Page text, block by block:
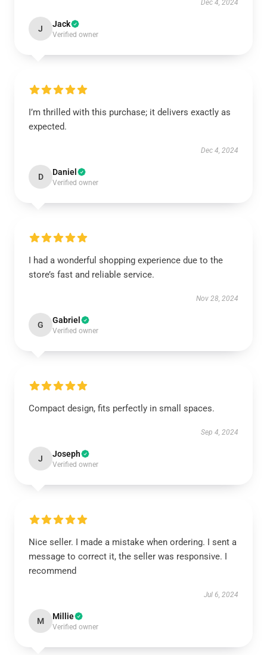
Dec 4, 2024
J Jack
Verified owner
I’m thrilled with this purchase; it delivers exactly as
expected.
Dec 4, 2024
D Daniel
Verified owner
I had a wonderful shopping experience due to the
store’s fast and reliable service.
Nov 28, 2024
G Gabriel
Verified owner
Compact design, fits perfectly in small spaces.
Sep 4, 2024
J Joseph
Verified owner
Nice seller. I made a mistake when ordering. I sent a
message to correct it, the seller was responsive. I
recommend
Jul 6, 2024
M Millie
Verified owner